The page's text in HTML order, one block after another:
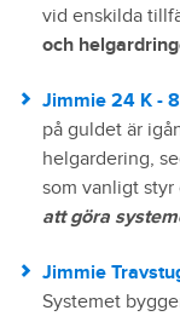
vid enskilda
och
Jimmie 24 K -
på guldet är
helgardering,
som vanligt
att göra
Jimmie
Systemet